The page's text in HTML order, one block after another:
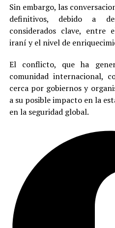
Sin embargo, las
definitivos, debido a
considerados clave, entre
iraní y el nivel de
El conflicto, que ha
comunidad internacional,
cerca por gobiernos y
a su posible impacto en la
en la seguridad global.